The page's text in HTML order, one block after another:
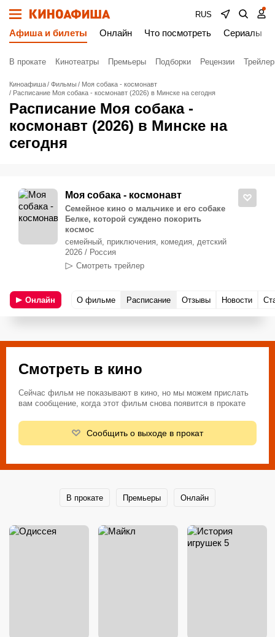
RUS
Афиша и билеты Онлайн Что посмотреть Сериалы
В прокате Кинотеатры Премьеры Подборки Рецензии
Киноафиша Фильмы
Моя собака - космонавт
Расписание Моя собака - космонавт (2026) в Минске на сегодня
Расписание Моя собака -
космонавт (2026) в Минске на
сегодня
Моя собака - космонавт
Семейное кино о мальчике и его собаке
Белке, которой суждено покорить
космос
семейный, приключения, комедия, детский
2026 / Россия
Смотреть трейлер
Онлайн О фильме Расписание Отзывы Новости
Смотреть в кино
Сейчас фильм не показывают в кино, но мы можем прислать
вам сообщение, когда этот фильм снова появится в прокате
Сообщить о выходе в прокат
В прокате Премьеры Онлайн